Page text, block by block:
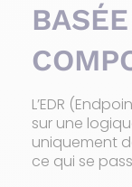
L’EDR
sur une
uniquement
ce qui se